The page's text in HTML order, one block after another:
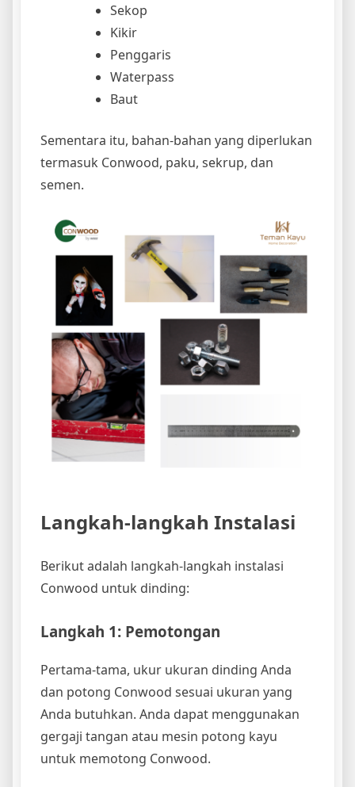
Sekop
Kikir
Penggaris
Waterpass
Baut
Sementara itu, bahan-bahan yang diperlukan
termasuk Conwood, paku, sekrup, dan
semen.
Langkah-langkah Instalasi
Berikut adalah langkah-langkah instalasi
Conwood untuk dinding:
Langkah 1: Pemotongan
Pertama-tama, ukur ukuran dinding Anda
dan potong Conwood sesuai ukuran yang
Anda butuhkan. Anda dapat menggunakan
gergaji tangan atau mesin potong kayu
untuk memotong Conwood.